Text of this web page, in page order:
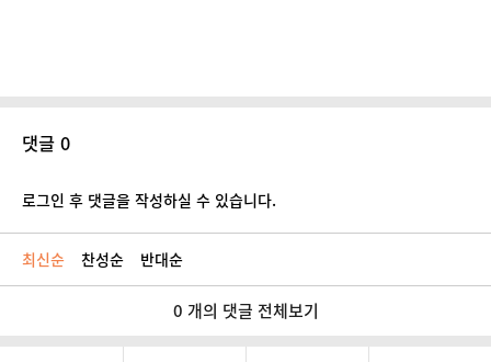
댓글 0
로그인 후 댓글을 작성하실 수 있습니다.
최신순 찬성순 반대순
0 개의 댓글 전체보기